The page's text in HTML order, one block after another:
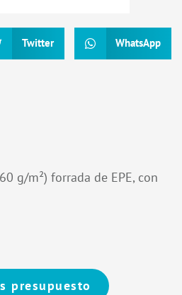
Twitter WhatsApp
g/m²) forrada de EPE, con
presupuesto